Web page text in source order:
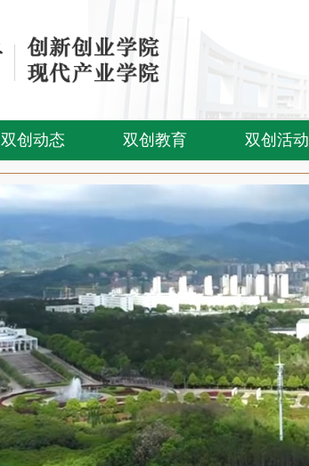
双创动态 双创教育 双创活动